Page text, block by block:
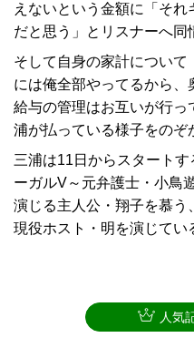
えないという金額に「そ
だと思う」とリスナーへ同
そして自身の家計につい
には俺全部やってるから、
給与の管理はお互いが行っ
浦が払っている様子をのぞ
三浦は11日からスタート
ーガルV～元弁護士・小鳥
演じる主人公・翔子を慕
現役ホスト・明を演じてい
人気